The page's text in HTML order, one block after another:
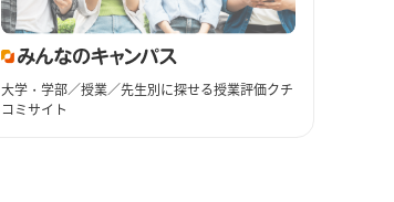
大学・学部／授業／先生別に探せる授業評価クチ
コミサイト